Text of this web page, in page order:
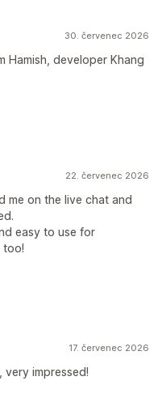
30. červenec 2026
Hamish, developer Khang
22. červenec 2026
me on the live chat and
easy to use for
too!
17. červenec 2026
very impressed!